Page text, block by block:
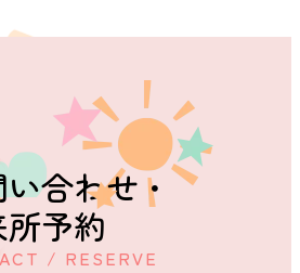
合わせ・
所予約
/ RESERVE